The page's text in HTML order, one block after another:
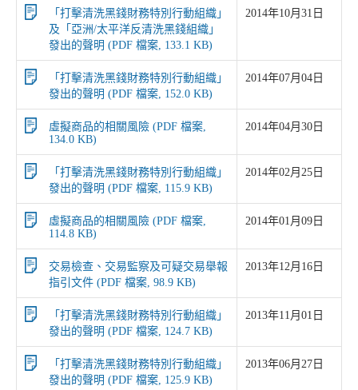
「打擊清洗黑錢財務特別行動組織」
及「亞洲/太平洋反清洗黑錢組織」
發出的聲明 (PDF 檔案, 133.1 KB)
2014年10月31日
「打擊清洗黑錢財務特別行動組織」
發出的聲明 (PDF 檔案, 152.0 KB)
2014年07月04日
虛擬商品的相關風險 (PDF 檔案,
134.0 KB)
2014年04月30日
「打擊清洗黑錢財務特別行動組織」
發出的聲明 (PDF 檔案, 115.9 KB)
2014年02月25日
虛擬商品的相關風險 (PDF 檔案,
114.8 KB)
2014年01月09日
交易檢查、交易監察及可疑交易舉報
指引文件 (PDF 檔案, 98.9 KB)
2013年12月16日
「打擊清洗黑錢財務特別行動組織」
發出的聲明 (PDF 檔案, 124.7 KB)
2013年11月01日
「打擊清洗黑錢財務特別行動組織」
發出的聲明 (PDF 檔案, 125.9 KB)
2013年06月27日